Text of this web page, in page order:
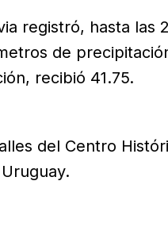
registró, hasta las
de
recibió 41.75.
del Centro